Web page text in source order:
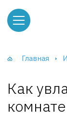
Главная
Как
и тумбы